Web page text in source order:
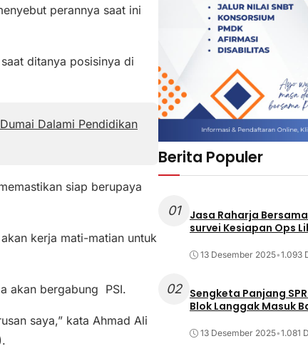
perannya saat ini
ditanya posisinya di
Dalami Pendidikan
siap berupaya
kerja mati-matian untuk
akan bergabung PSI.
saya,” kata Ahmad Ali
Berita Populer
01
Jasa Raharja
survei Kesiapan Ops
13 Desember 2025•1.093
02
Sengketa Panjang
Blok Langgak Masuk
13 Desember 2025•1.081